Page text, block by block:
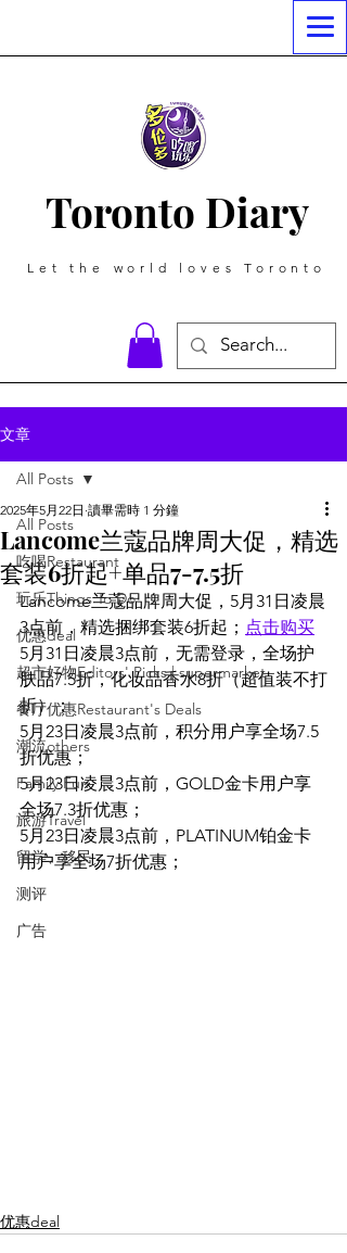
Toronto Diary
Let the world loves Toronto
文章
All Posts
吃喝Restaurant
玩乐Things To Do
优惠deal
超市好物Editors' Picks | supermarket
餐厅优惠Restaurant's Deals
潮流others
Family Fun
旅游Travel
留学、移民
测评
广告
All Posts
Lancome兰蔻品牌周大促，精选
套装6折起+单品7-7.5折
2025年5月22日 讀畢需時 1 分鐘
Lancome兰蔻品牌周大促，5月31日凌晨
3点前，精选捆绑套装6折起； 点击购买
5月31日凌晨3点前，无需登录，全场护
肤品7.5折，化妆品香水8折（超值装不打
折）；
5月23日凌晨3点前，积分用户享全场7.5
折优惠；
5月23日凌晨3点前，GOLD金卡用户享
全场7.3折优惠；
5月23日凌晨3点前，PLATINUM铂金卡
用户享全场7折优惠；
优惠deal